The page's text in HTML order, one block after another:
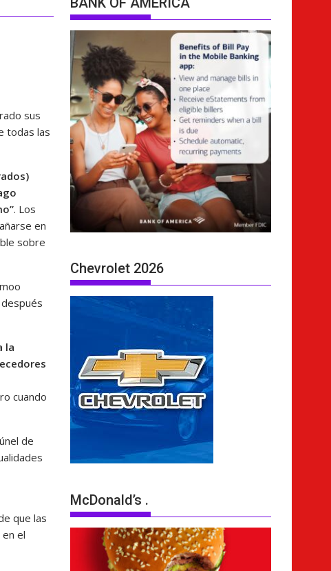
sus
todas las
. Los
en
sobre
la
cuando
de
que las
el
Chevrolet 2026
McDonald’s .